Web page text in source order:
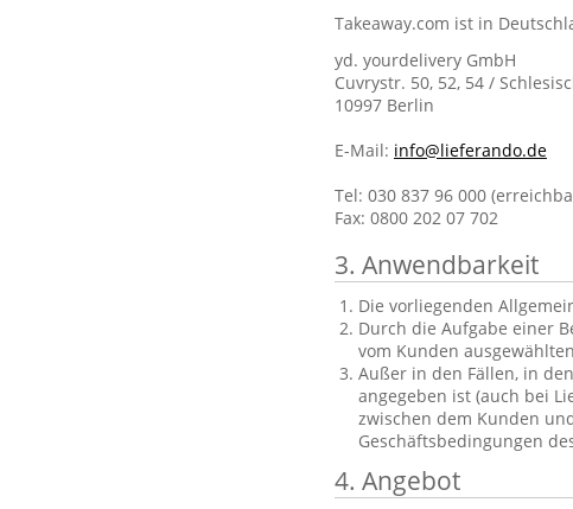
Takeaway.com ist in
yd. yourdelivery GmbH
Cuvrystr. 50, 52, 54 /
10997 Berlin
E-Mail: info@lieferando.de
Tel: 030 837 96 000
Fax: 0800 202 07 702
3. Anwendbarkeit
Die vorliegenden
Durch die Aufgabe einer
vom Kunden
Außer in den Fällen, in
angegeben ist (auch bei
zwischen dem Kunden
Geschäftsbedingungen
4. Angebot